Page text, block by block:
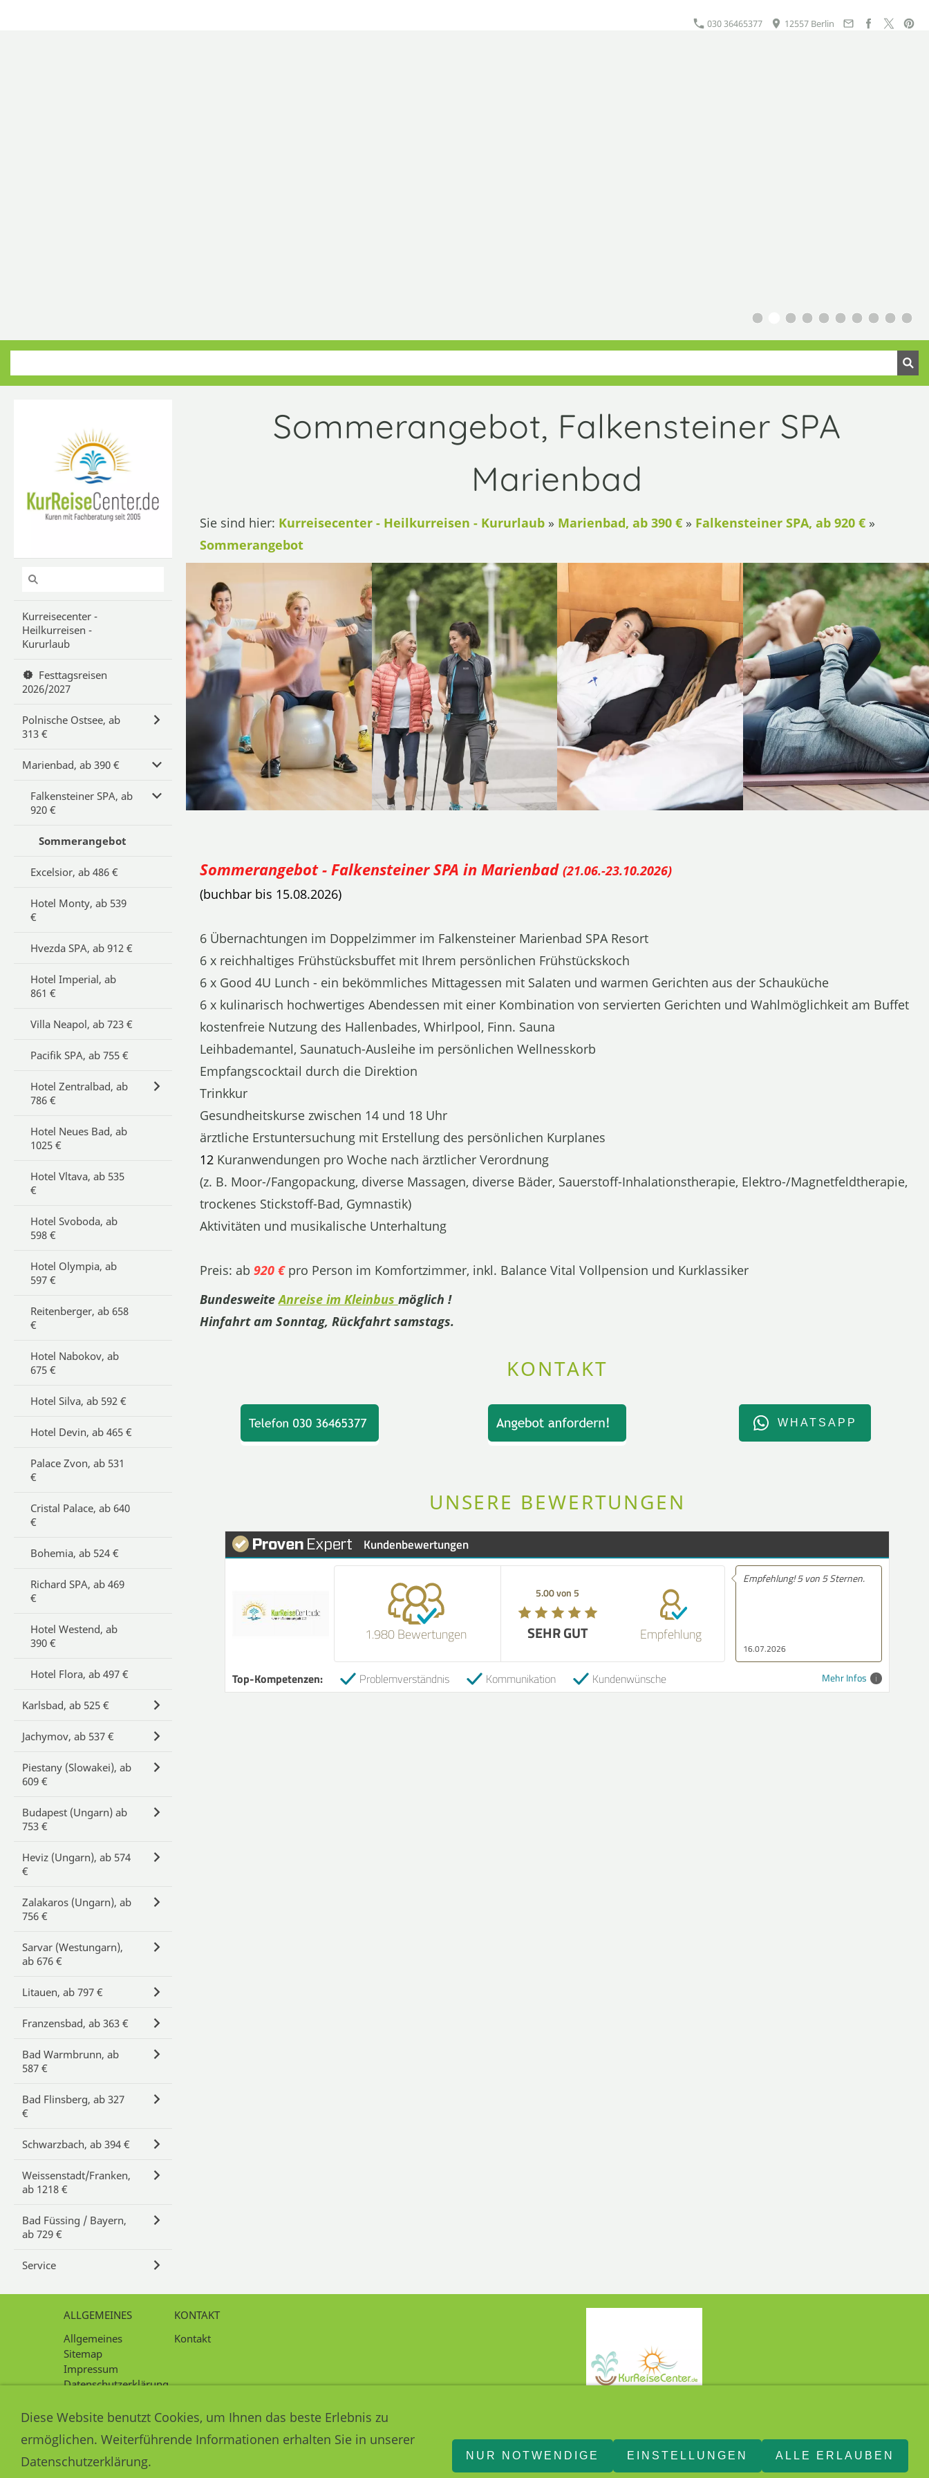
030 36465377 12557 Berlin
Kurreisecenter -
Heilkurreisen -
Kururlaub
Festtagsreisen
2026/2027
Polnische Ostsee, ab
313 €
Marienbad, ab 390 €
Falkensteiner SPA, ab
920 €
Sommerangebot
Excelsior, ab 486 €
Hotel Monty, ab 539
€
Hvezda SPA, ab 912 €
Hotel Imperial, ab
861 €
Villa Neapol, ab 723 €
Pacifik SPA, ab 755 €
Hotel Zentralbad, ab
786 €
Hotel Neues Bad, ab
1025 €
Hotel Vltava, ab 535
€
Hotel Svoboda, ab
598 €
Hotel Olympia, ab
597 €
Reitenberger, ab 658
€
Hotel Nabokov, ab
675 €
Hotel Silva, ab 592 €
Hotel Devin, ab 465 €
Palace Zvon, ab 531
€
Cristal Palace, ab 640
€
Bohemia, ab 524 €
Richard SPA, ab 469
€
Hotel Westend, ab
390 €
Hotel Flora, ab 497 €
Karlsbad, ab 525 €
Jachymov, ab 537 €
Piestany (Slowakei), ab
609 €
Budapest (Ungarn) ab
753 €
Heviz (Ungarn), ab 574
€
Zalakaros (Ungarn), ab
756 €
Sarvar (Westungarn),
ab 676 €
Litauen, ab 797 €
Franzensbad, ab 363 €
Bad Warmbrunn, ab
587 €
Bad Flinsberg, ab 327
€
Schwarzbach, ab 394 €
Weissenstadt/Franken,
ab 1218 €
Bad Füssing / Bayern,
ab 729 €
Service
Sommerangebot, Falkensteiner SPA
Marienbad
Sie sind hier: Kurreisecenter - Heilkurreisen - Kururlaub» Marienbad, ab 390 €» Falkensteiner SPA, ab 920 €»
Sommerangebot
Sommerangebot - Falkensteiner SPA in Marienbad (21.06.-23.10.2026)
(buchbar bis 15.08.2026)
6 Übernachtungen im Doppelzimmer im Falkensteiner Marienbad SPA Resort
6 x reichhaltiges Frühstücksbuffet mit Ihrem persönlichen Frühstückskoch
6 x Good 4U Lunch - ein bekömmliches Mittagessen mit Salaten und warmen Gerichten aus der Schauküche
6 x kulinarisch hochwertiges Abendessen mit einer Kombination von servierten Gerichten und Wahlmöglichkeit am Buffet
kostenfreie Nutzung des Hallenbades, Whirlpool, Finn. Sauna
Leihbademantel, Saunatuch-Ausleihe im persönlichen Wellnesskorb
Empfangscocktail durch die Direktion
Trinkkur
Gesundheitskurse zwischen 14 und 18 Uhr
ärztliche Erstuntersuchung mit Erstellung des persönlichen Kurplanes
12Kuranwendungen pro Woche nach ärztlicher Verordnung
(z. B. Moor-/Fangopackung, diverse Massagen, diverse Bäder, Sauerstoff-Inhalationstherapie, Elektro-/Magnetfeldtherapie,
trockenes Stickstoff-Bad, Gymnastik)
Aktivitäten und musikalische Unterhaltung
Preis: ab 920 € pro Person im Komfortzimmer, inkl. Balance Vital Vollpension und Kurklassiker
BundesweiteAnreise im Kleinbus möglich !
Hinfahrt am Sonntag, Rückfahrt samstags.
KONTAKT
WHATSAPP
UNSERE BEWERTUNGEN
Kundenbewertungen
1.980 Bewertungen
5.00 von 5
SEHR GUT SEHR GUTEmpfehlung
Empfehlung! 5 von 5 Sternen. Empfehlung! Sehr
Mehr Infos
Top-Kompetenzen: Problemverständnis Kommunikation Kundenwünsche
ALLGEMEINES
Allgemeines
Sitemap
Impressum
Datenschutzerklärung
Cookie Hinweisseite
KONTAKT
Kontakt
12557 Berlin
Diese Website benutzt Cookies, um Ihnen das beste Erlebnis zu
ermöglichen. Weiterführende Informationen erhalten Sie in unserer
Datenschutzerklärung.
NUR NOTWENDIGE EINSTELLUNGEN ALLE ERLAUBEN